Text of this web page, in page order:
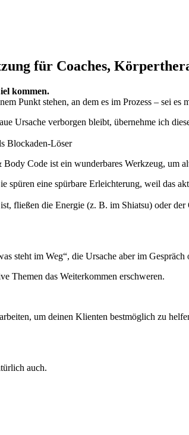
für Coaches,
kommen.
Punkt stehen, an dem es im Prozess – sei
Ursache verborgen bleibt, übernehme ich
Blockaden-Löser
Code ist ein wunderbares Werkzeug, um
eine spürbare Erleichterung, weil das
fließen die Energie (z. B. im Shiatsu) oder
steht im Weg“, die Ursache aber im
Themen das Weiterkommen erschweren.
um deinen Klienten bestmöglich zu
auch.